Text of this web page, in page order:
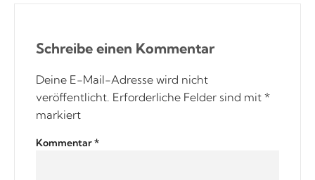
Schreibe einen Kommentar
Deine E-Mail-Adresse wird nicht
veröffentlicht. Erforderliche Felder sind mit *
markiert
Kommentar*